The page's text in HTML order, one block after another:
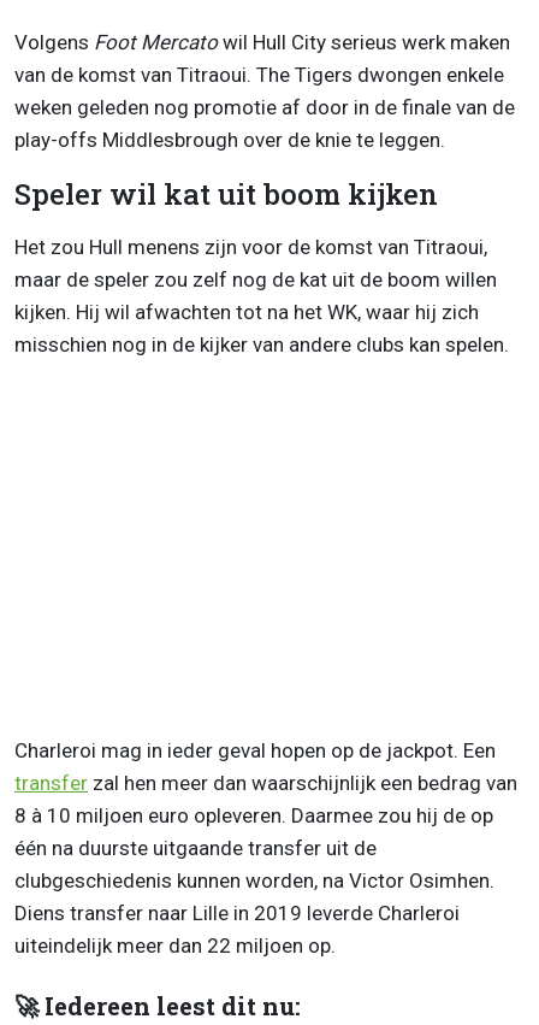
Volgens Foot Mercatowil Hull City serieus werk maken
van de komst van Titraoui. The Tigers dwongen enkele
weken geleden nog promotie af door in de finale van de
play-offs Middlesbrough over de knie te leggen.
Speler wil kat uit boom kijken
Het zou Hull menens zijn voor de komst van Titraoui,
maar de speler zou zelf nog de kat uit de boom willen
kijken. Hij wil afwachten tot na het WK, waar hij zich
misschien nog in de kijker van andere clubs kan spelen.
Charleroi mag in ieder geval hopen op de jackpot. Een
transfer zal hen meer dan waarschijnlijk een bedrag van
8 à 10 miljoen euro opleveren. Daarmee zou hij de op
één na duurste uitgaande transfer uit de
clubgeschiedenis kunnen worden, na Victor Osimhen.
Diens transfer naar Lille in 2019 leverde Charleroi
uiteindelijk meer dan 22 miljoen op.
🚀 Iedereen leest dit nu: